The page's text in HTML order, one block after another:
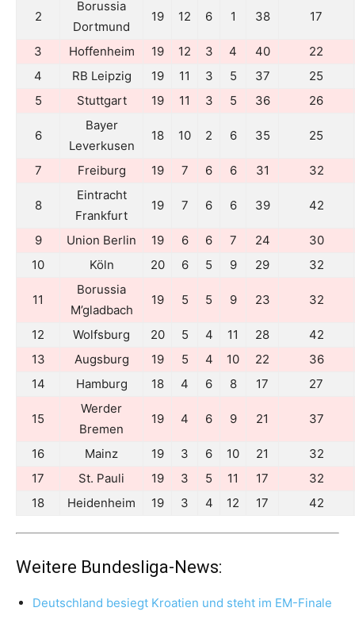
2
Borussia
Dortmund
19 12 6 1 38 17
3 Hoffenheim 19 12 3 4 40
22
4
RB Leipzig 19 11 3 5 37
25
5
Stuttgart 19 11 3 5 36 26
6
Bayer
Leverkusen
18 10 2 6 35 25
7 Freiburg 19 7 6 6 31 32
8
Eintracht
Frankfurt
19 7 6 6 39 42
9 Union Berlin 19 6 6 7 24
30
10
Köln 20 6 5 9 29 32
11
Borussia
M’gladbach
19 5 5 9 23 32
12 Wolfsburg 20 5 4 11 28
42
13
Augsburg 19 5 4 10 22
36
14
Hamburg 18 4 6 8 17 27
15
Werder
Bremen
19 4 6 9 21 37
16 Mainz 19 3 6 10 21
32
17
St. Pauli 19 3 5 11 17
32
18
Heidenheim 19 3 4 12 17 42
Weitere Bundesliga-News:
Deutschland besiegt Kroatien und steht im EM-Finale